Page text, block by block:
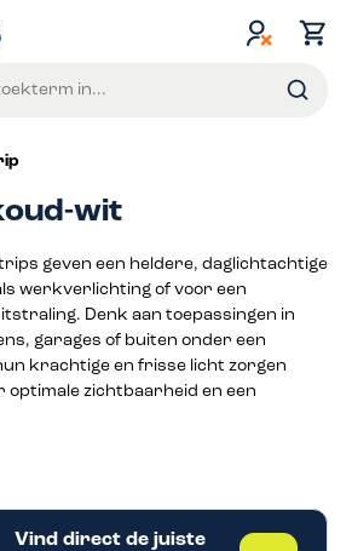
wit
geven een heldere, daglichtachtige
werkverlichting of voor een
Denk aan toepassingen in
garages of buiten onder een
krachtige en frisse licht zorgen
optimale zichtbaarheid en een
Vind direct de juiste